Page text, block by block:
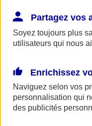
Partagez vos
Soyez toujours plus
utilisateurs qui nous
Enrichissez
Naviguez selon vos
personnalisation qui
des publicités